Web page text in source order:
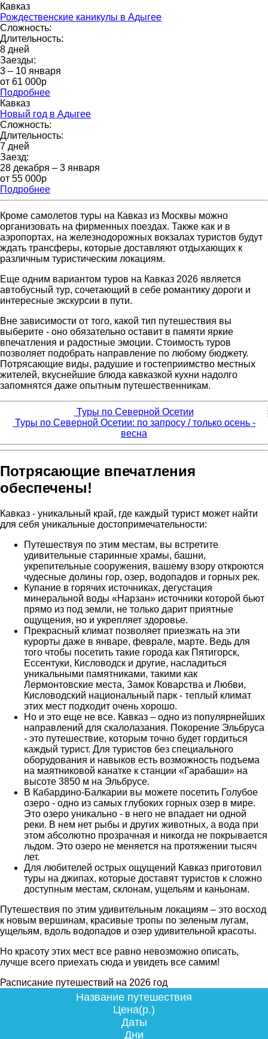
Кавказ
Рождественские каникулы в Адыгее
Сложность:
Длительность:
8 дней
Заезды:
3 – 10 января
от 61 000p
Подробнее
Кавказ
Новый год в Адыгее
Сложность:
Длительность:
7 дней
Заезд:
28 декабря – 3 января
от 55 000р
Подробнее
Кроме самолетов туры на Кавказ из Москвы можно
организовать на фирменных поездах. Также как и в
аэропортах, на железнодорожных вокзалах туристов будут
ждать трансферы, которые доставляют отдыхающих к
различным туристическим локациям.
Еще одним вариантом туров на Кавказ 2026 является
автобусный тур, сочетающий в себе романтику дороги и
интересные экскурсии в пути.
Вне зависимости от того, какой тип путешествия вы
выберите - оно обязательно оставит в памяти яркие
впечатления и радостные эмоции. Стоимость туров
позволяет подобрать направление по любому бюджету.
Потрясающие виды, радушие и гостеприимство местных
жителей, вкуснейшие блюда кавказкой кухни надолго
запомнятся даже опытным путешественникам.
Туры по Северной Осетии
Туры по Северной Осетии: по запросу / только осень -
весна
Потрясающие впечатления
обеспечены!
Кавказ - уникальный край, где каждый турист может найти
для себя уникальные достопримечательности:
Путешествуя по этим местам, вы встретите
удивительные старинные храмы, башни,
укрепительные сооружения, вашему взору откроются
чудесные долины гор, озер, водопадов и горных рек.
Купание в горячих источниках, дегустация
минеральной воды «Нарзан» источники которой бьют
прямо из под земли, не только дарит приятные
ощущения, но и укрепляет здоровье.
Прекрасный климат позволяет приезжать на эти
курорты даже в январе, феврале, марте. Ведь для
того чтобы посетить такие города как Пятигорск,
Ессентуки, Кисловодск и другие, насладиться
уникальными памятниками, такими как
Лермонтовские места, Замок Коварства и Любви,
Кисловодский национальный парк - теплый климат
этих мест подходит очень хорошо.
Но и это еще не все. Кавказ – одно из популярнейших
направлений для скалолазания. Покорение Эльбруса
- это путешествие, которым точно будет гордиться
каждый турист. Для туристов без специального
оборудования и навыков есть возможность подъема
на маятниковой канатке к станции «Гарабаши» на
высоте 3850 м на Эльбрусе.
В Кабардино-Балкарии вы можете посетить Голубое
озеро - одно из самых глубоких горных озер в мире.
Это озеро уникально - в него не впадает ни одной
реки. В нем нет рыбы и других животных, а вода при
этом абсолютно прозрачная и никогда не покрывается
льдом. Это озеро не меняется на протяжении тысяч
лет.
Для любителей острых ощущений Кавказ приготовил
туры на джипах, которые доставят туристов к сложно
доступным местам, склонам, ущельям и каньонам.
Путешествия по этим удивительным локациям – это восход
к новым вершинам, красивые тропы по зеленым лугам,
ущельям, вдоль водопадов и озер удивительной красоты.
Но красоту этих мест все равно невозможно описать,
лучше всего приехать сюда и увидеть все самим!
Расписание путешествий на 2026 год
Название путешествия
Цена(р.)
Даты
Дни